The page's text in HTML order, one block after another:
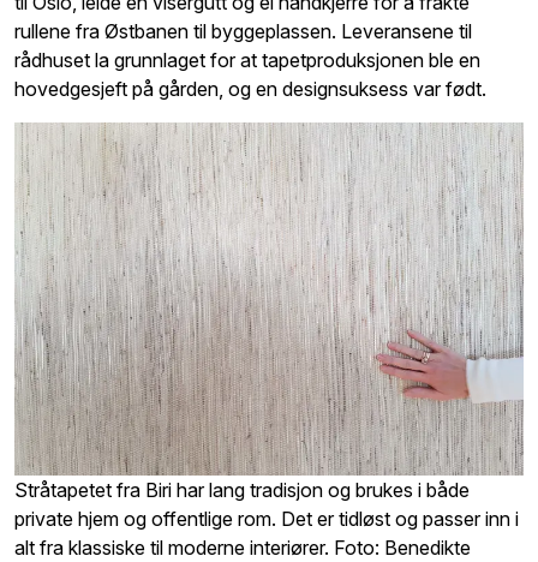
rullene fra Østbanen til byggeplassen. Leveransene til
rådhuset la grunnlaget for at tapetproduksjonen ble en
hovedgesjeft på gården, og en designsuksess var født.
Stråtapetet fra Biri har lang tradisjon og brukes i både
private hjem og offentlige rom. Det er tidløst og passer inn i
alt fra klassiske til moderne interiører. Foto: Benedikte